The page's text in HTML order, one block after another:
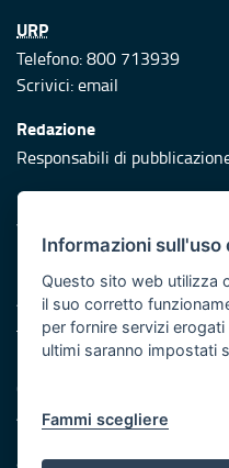
URP
Telefono: 800 713939
Scrivici:email
Redazione
Responsabili di
Protezione civile
Vai al sito di Protezione
Iniziativa finanziata con
Asse XI
Note legali
Cookie e privacy
Atti di notifica
Informazioni sull'uso
Questo sito web utilizza
il suo corretto
per fornire servizi
ultimi saranno impostati
Fammi scegliere